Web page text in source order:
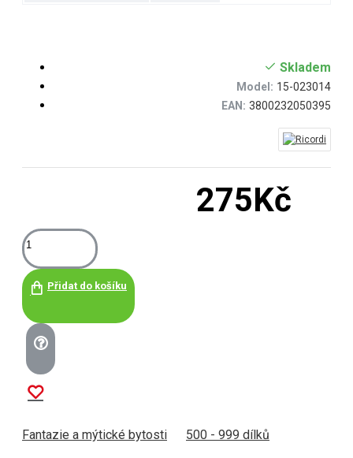
275Kč
Skladem
Model: 15-023014
EAN: 3800232050395
Přidat do košíku
Fantazie a mýtické bytosti 500 - 999 dílků